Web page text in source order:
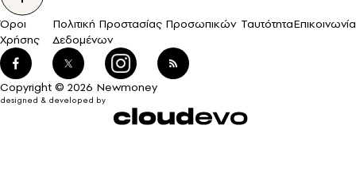
Όροι
Χρήσης
Πολιτική Προστασίας Προσωπικών
Δεδομένων
ΤαυτότηταΕπικοινωνία
Copyright © 2026 Newmoney
designed & developed by